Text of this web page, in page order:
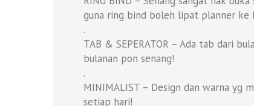
guna ring bind boleh lipat planner ke
.
TAB & SEPERATOR – Ada tab dari
bulanan pon senang!
.
MINIMALIST – Design dan warna yg
setiap hari!